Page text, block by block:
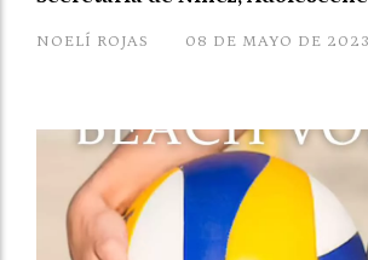
NOELÍ ROJAS 08 DE MAYO DE 2023